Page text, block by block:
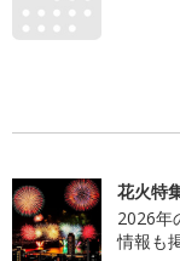
花火特
2026年
情報も